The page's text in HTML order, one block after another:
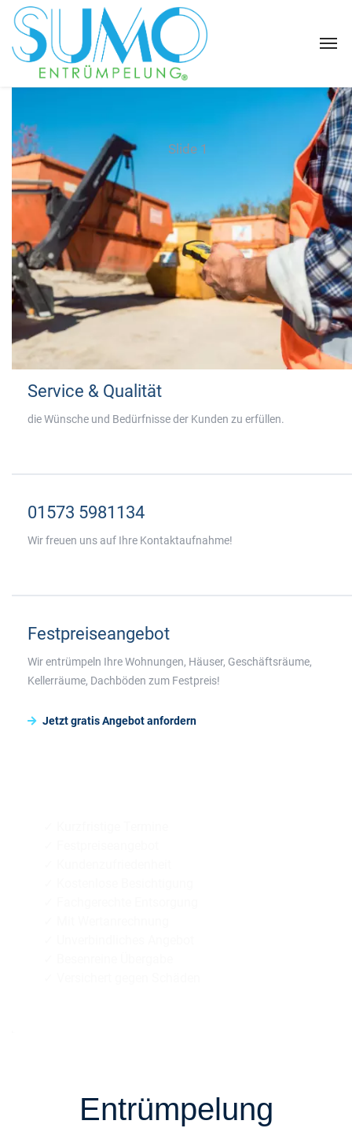
Slide 1
Service & Qualität
die Wünsche und Bedürfnisse der Kunden zu erfüllen.
01573 5981134
Wir freuen uns auf Ihre Kontaktaufnahme!
Festpreiseangebot
Wir entrümpeln Ihre Wohnungen, Häuser, Geschäftsräume,
Kellerräume, Dachböden zum Festpreis!
Jetzt gratis Angebot anfordern
Entrümpelung